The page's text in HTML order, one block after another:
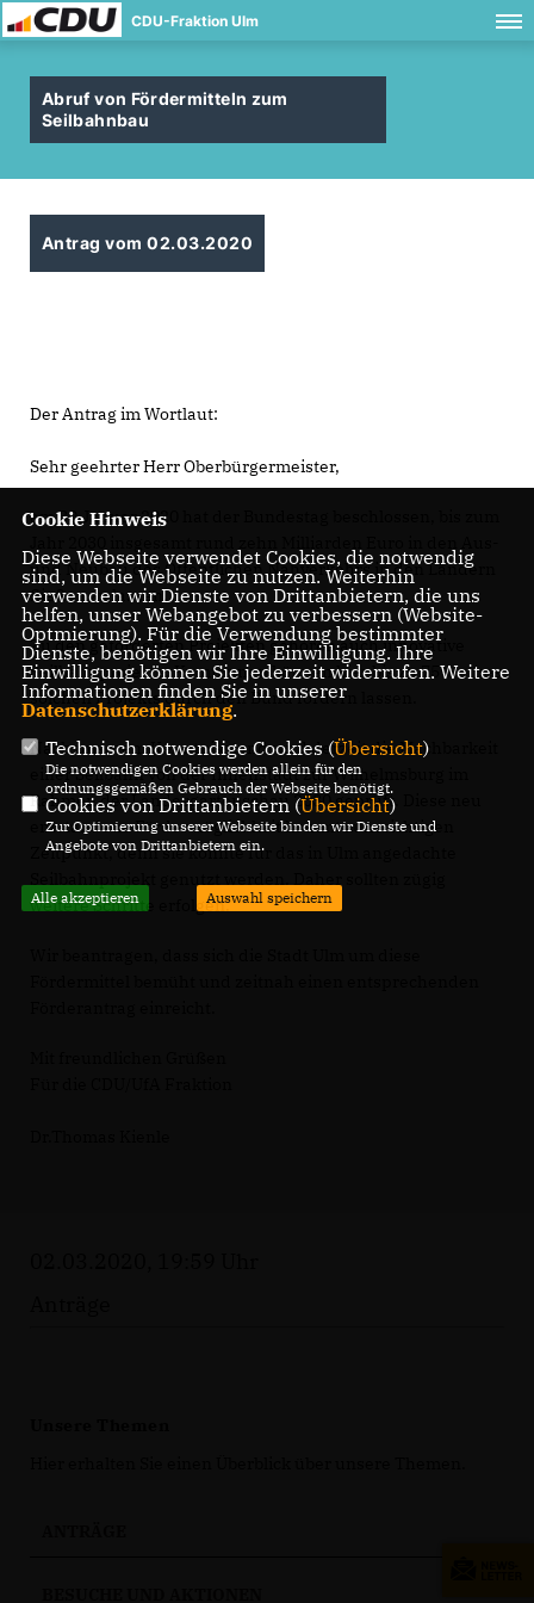
CDU-Fraktion Ulm
Abruf von Fördermitteln zum
Seilbahnbau
Antrag vom 02.03.2020
Der Antrag im Wortlaut:
Sehr geehrter Herr Oberbürgermeister,
am 30.Januar 2020 hat der Bundestag beschlossen, bis zum
und Neubau des Öffentlichen Nahverkehrs in den Ländern
fließen zu lassen.
Zu den geförderten Projekten gehören auch innovative
Seilbahnprojekte. Kommunen können hier bis zu 75% eines
solchen Projekts durch den Bund fördern lassen.
Nach unserem Kenntnisstand wird derzeit die Machbarkeit
einer Seilbahn von der Innenstadt zur Wilhelmsburg im
Rahmen der Landesgartenschau 2030 geprüft. Diese neu
entstandene Fördermöglichkeit kommt zum richtigen
Zeitpunkt, denn sie könnte für das in Ulm angedachte
weitere Schritte erfolgen.
Cookie Hinweis
Diese Webseite verwendet Cookies, die notwendig
sind, um die Webseite zu nutzen. Weiterhin
verwenden wir Dienste von Drittanbietern, die uns
helfen, unser Webangebot zu verbessern (Website-
Optmierung). Für die Verwendung bestimmter
Dienste, benötigen wir Ihre Einwilligung. Ihre
Einwilligung können Sie jederzeit widerrufen. Weitere
Informationen finden Sie in unserer
Datenschutzerklärung.
Technisch notwendige Cookies (Übersicht)
Die notwendigen Cookies werden allein für den
ordnungsgemäßen Gebrauch der Webseite benötigt.
Cookies von Drittanbietern (Übersicht)
Zur Optimierung unserer Webseite binden wir Dienste und
Angebote von Drittanbietern ein.
Alle akzeptieren Auswahl speichern